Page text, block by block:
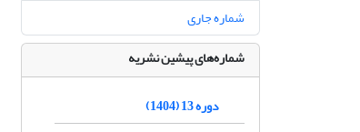
شماره جاری
شماره‌های پیشین نشریه
دوره 13 (1404)